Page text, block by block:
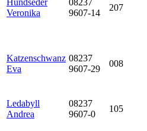
Hundseder
Veronika
08237
9607-14
207
Katzenschwanz
Eva
08237
9607-29
008
Ledabyll
Andrea
08237
9607-0
105